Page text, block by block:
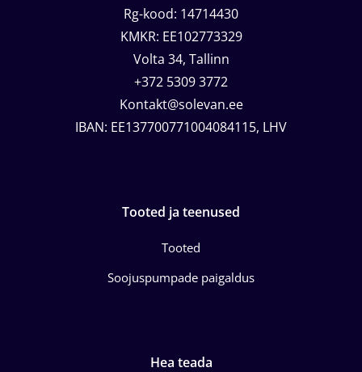
Rg-kood: 14714430
KMKR: EE102773329
Volta 34, Tallinn
+372 5309 3772
Kontakt@solevan.ee
IBAN: EE137700771004084115, LHV
Tooted ja teenused
Tooted
Soojuspumpade paigaldus
Hea teada